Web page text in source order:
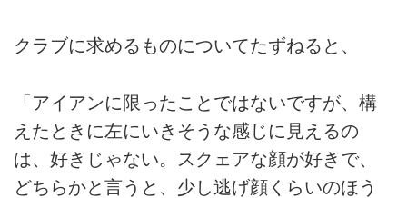
クラブに求めるものについてたずねると、
「アイアンに限ったことではないですが、構
えたときに左にいきそうな感じに見えるの
は、好きじゃない。スクェアな顔が好きで、
どちらかと言うと、少し逃げ顔くらいのほう